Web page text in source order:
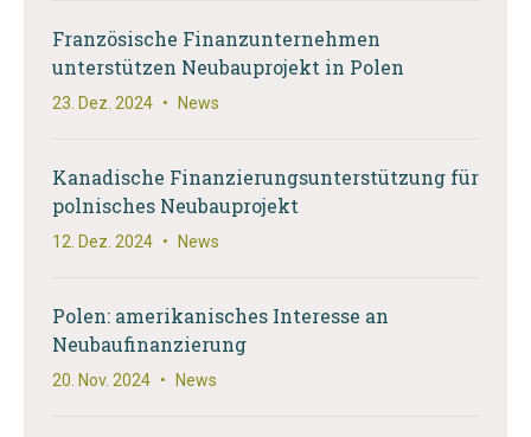
Französische Finanzunternehmen
unterstützen Neubauprojekt in Polen
23. Dez. 2024 • News
Kanadische Finanzierungsunterstützung für
polnisches Neubauprojekt
12. Dez. 2024 • News
Polen: amerikanisches Interesse an
Neubaufinanzierung
20. Nov. 2024 • News